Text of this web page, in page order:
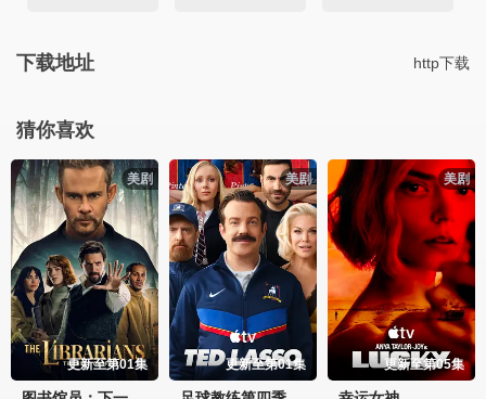
下载地址 http下载
猜你喜欢
美剧
更新至第01集
美剧
更新至第01集
美剧
更新至第05集